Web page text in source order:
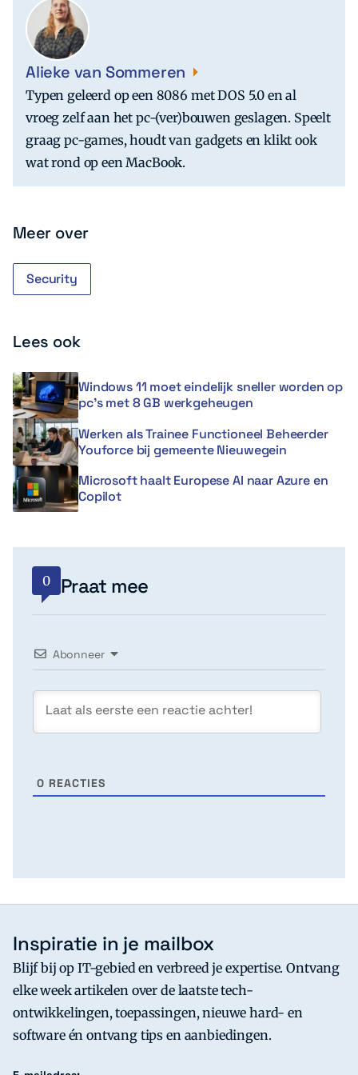
Alieke van Sommeren
Typen geleerd op een 8086 met DOS 5.0 en al
vroeg zelf aan het pc-(ver)bouwen geslagen. Speelt
graag pc-games, houdt van gadgets en klikt ook
wat rond op een MacBook.
Meer over
Security
Lees ook
Windows 11 moet eindelijk sneller worden op
pc’s met 8 GB werkgeheugen
Werken als Trainee Functioneel Beheerder
Youforce bij gemeente Nieuwegein
Microsoft haalt Europese AI naar Azure en
Copilot
0 Praat mee
Abonneer
0 REACTIES
Inspiratie in je mailbox
Blijf bij op IT-gebied en verbreed je expertise. Ontvang
elke week artikelen over de laatste tech-
ontwikkelingen, toepassingen, nieuwe hard- en
software én ontvang tips en aanbiedingen.